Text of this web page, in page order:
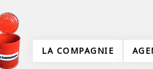
LA COMPAGNIE